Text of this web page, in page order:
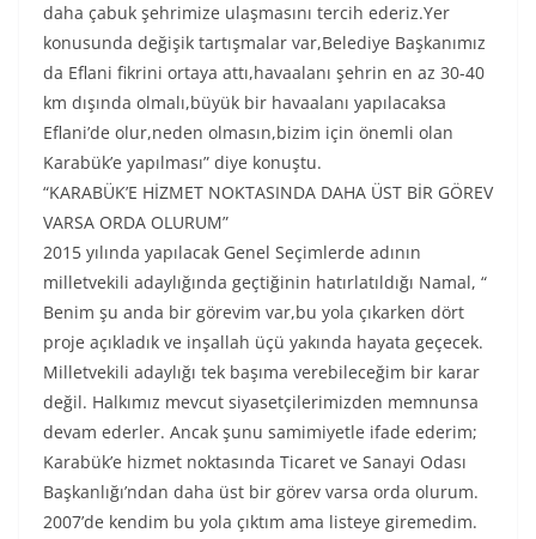
daha çabuk şehrimize ulaşmasını tercih ederiz.Yer
konusunda değişik tartışmalar var,Belediye Başkanımız
da Eflani fikrini ortaya attı,havaalanı şehrin en az 30-40
km dışında olmalı,büyük bir havaalanı yapılacaksa
Eflani’de olur,neden olmasın,bizim için önemli olan
Karabük’e yapılması” diye konuştu.
“KARABÜK’E HİZMET NOKTASINDA DAHA ÜST BİR GÖREV
VARSA ORDA OLURUM”
2015 yılında yapılacak Genel Seçimlerde adının
milletvekili adaylığında geçtiğinin hatırlatıldığı Namal, “
Benim şu anda bir görevim var,bu yola çıkarken dört
proje açıkladık ve inşallah üçü yakında hayata geçecek.
Milletvekili adaylığı tek başıma verebileceğim bir karar
değil. Halkımız mevcut siyasetçilerimizden memnunsa
devam ederler. Ancak şunu samimiyetle ifade ederim;
Karabük’e hizmet noktasında Ticaret ve Sanayi Odası
Başkanlığı’ndan daha üst bir görev varsa orda olurum.
2007’de kendim bu yola çıktım ama listeye giremedim.